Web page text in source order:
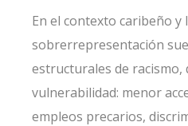
En el contexto caribeño
sobrerrepresentación
estructurales de
vulnerabilidad: menor
empleos precarios,